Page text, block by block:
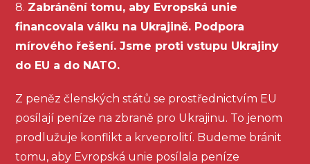
8. Zabránění tomu, aby Evropská unie
financovala válku na Ukrajině. Podpora
mírového řešení. Jsme proti vstupu Ukrajiny
do EU a do NATO.
Z peněz členských států se prostřednictvím EU
posílají peníze na zbraně pro Ukrajinu. To jenom
prodlužuje konflikt a krveprolití. Budeme bránit
tomu, aby Evropská unie posílala peníze